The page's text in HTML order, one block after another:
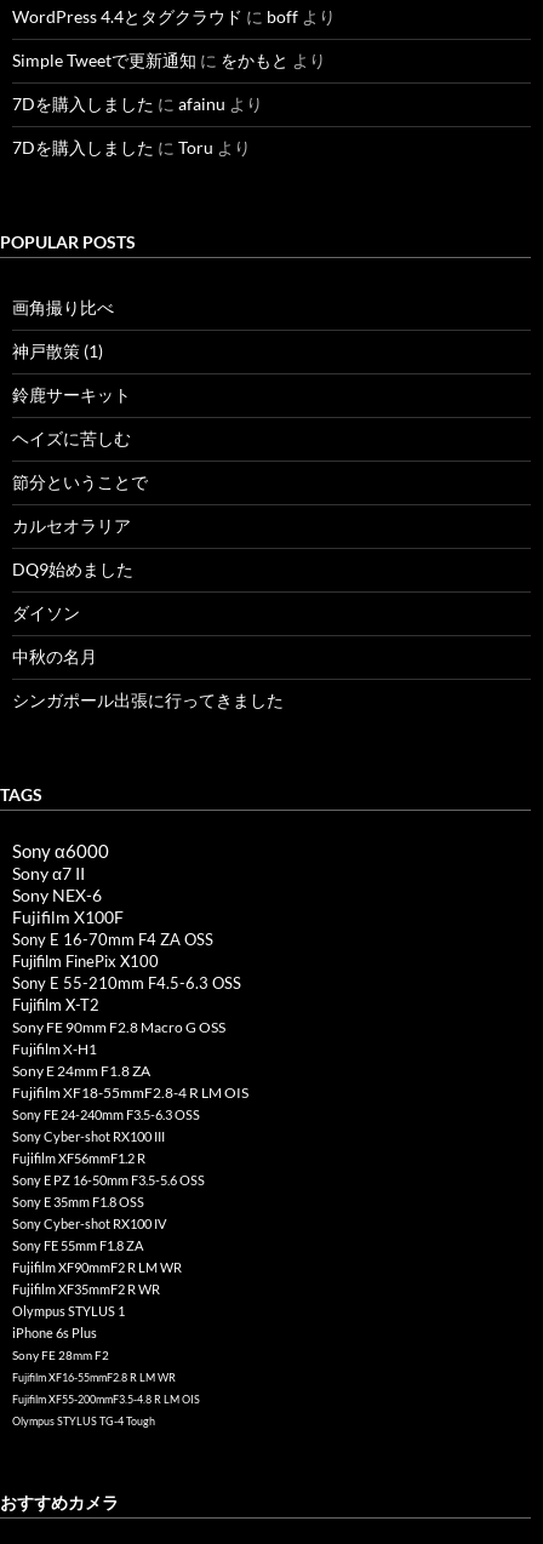
WordPress 4.4とタグクラウド に boff より
Simple Tweetで更新通知 に をかもと より
7Dを購入しました に afainu より
7Dを購入しました に Toru より
POPULAR POSTS
画角撮り比べ
神戸散策 (1)
鈴鹿サーキット
ヘイズに苦しむ
節分ということで
カルセオラリア
DQ9始めました
ダイソン
中秋の名月
シンガポール出張に行ってきました
TAGS
Sony α6000
Sony α7 II
Sony NEX-6
Fujifilm X100F
Sony E 16-70mm F4 ZA OSS
Fujifilm FinePix X100
Sony E 55-210mm F4.5-6.3 OSS
Fujifilm X-T2
Sony FE 90mm F2.8 Macro G OSS
Fujifilm X-H1
Sony E 24mm F1.8 ZA
Fujifilm XF18-55mmF2.8-4 R LM OIS
Sony FE 24-240mm F3.5-6.3 OSS
Sony Cyber-shot RX100 III
Fujifilm XF56mmF1.2 R
Sony E PZ 16-50mm F3.5-5.6 OSS
Sony E 35mm F1.8 OSS
Sony Cyber-shot RX100 IV
Sony FE 55mm F1.8 ZA
Fujifilm XF90mmF2 R LM WR
Fujifilm XF35mmF2 R WR
Olympus STYLUS 1
iPhone 6s Plus
Sony FE 28mm F2
Fujifilm XF16-55mmF2.8 R LM WR
Fujifilm XF55-200mmF3.5-4.8 R LM OIS
Olympus STYLUS TG-4 Tough
おすすめカメラ